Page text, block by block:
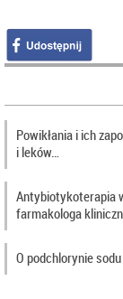
Powikłania i ich
i leków…
Antybiotykoterapia
farmakologa
O podchlorynie sodu